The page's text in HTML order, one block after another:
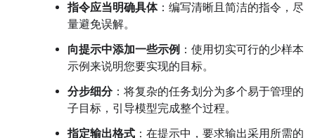
指令应当明确具体：编写清晰且简洁的指令，尽
量避免误解。
向提示中添加一些示例 ：使用切实可行的少样本
示例来说明您要实现的目标。
分步细分：将复杂的任务划分为多个易于管理的
子目标，引导模型完成整个过程。
指定输出格式 ：在提示中，要求输出采用所需的